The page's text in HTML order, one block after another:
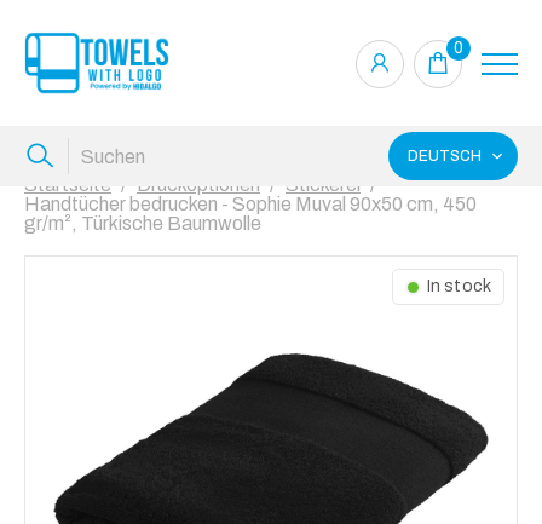
0
DEUTSCH
Startseite Druckoptionen
Stickerei
Handtücher bedrucken - Sophie Muval 90x50 cm, 450
gr/m², Türkische Baumwolle
In stock